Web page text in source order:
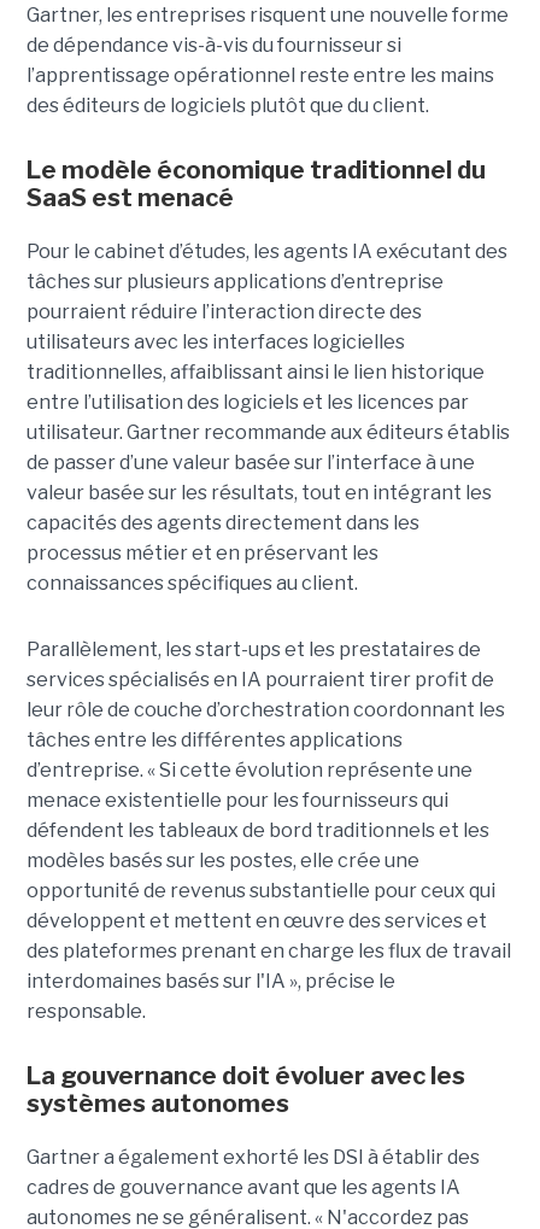
Gartner, les entreprises risquent une nouvelle forme
de dépendance vis-à-vis du fournisseur si
l’apprentissage opérationnel reste entre les mains
des éditeurs de logiciels plutôt que du client.
Le modèle économique traditionnel du
SaaS est menacé
Pour le cabinet d’études, les agents IA exécutant des
tâches sur plusieurs applications d’entreprise
pourraient réduire l’interaction directe des
utilisateurs avec les interfaces logicielles
traditionnelles, affaiblissant ainsi le lien historique
entre l’utilisation des logiciels et les licences par
utilisateur. Gartner recommande aux éditeurs établis
de passer d’une valeur basée sur l’interface à une
valeur basée sur les résultats, tout en intégrant les
capacités des agents directement dans les
processus métier et en préservant les
connaissances spécifiques au client.
Parallèlement, les start-ups et les prestataires de
services spécialisés en IA pourraient tirer profit de
leur rôle de couche d’orchestration coordonnant les
tâches entre les différentes applications
d’entreprise. « Si cette évolution représente une
menace existentielle pour les fournisseurs qui
défendent les tableaux de bord traditionnels et les
modèles basés sur les postes, elle crée une
opportunité de revenus substantielle pour ceux qui
développent et mettent en œuvre des services et
des plateformes prenant en charge les flux de travail
interdomaines basés sur l'IA », précise le
responsable.
La gouvernance doit évoluer avec les
systèmes autonomes
Gartner a également exhorté les DSI à établir des
cadres de gouvernance avant que les agents IA
autonomes ne se généralisent. « N'accordez pas